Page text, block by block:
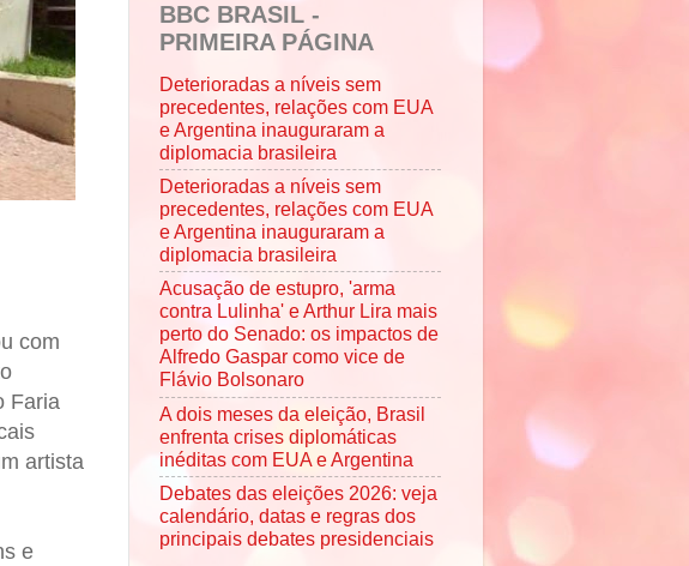
com
Faria
artista
e
BBC BRASIL -
PRIMEIRA PÁGINA
Deterioradas a níveis sem
precedentes, relações com EUA
e Argentina inauguraram a
diplomacia brasileira
Deterioradas a níveis sem
precedentes, relações com EUA
e Argentina inauguraram a
diplomacia brasileira
Acusação de estupro, 'arma
contra Lulinha' e Arthur Lira mais
perto do Senado: os impactos de
Alfredo Gaspar como vice de
Flávio Bolsonaro
A dois meses da eleição, Brasil
enfrenta crises diplomáticas
inéditas com EUA e Argentina
Debates das eleições 2026: veja
calendário, datas e regras dos
principais debates presidenciais